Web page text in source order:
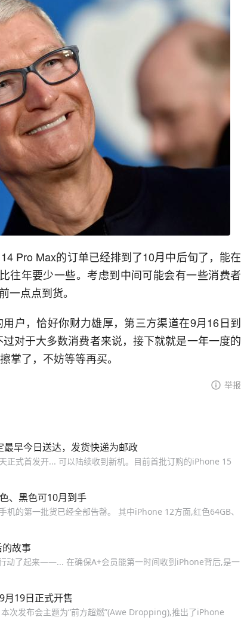
Pro Max的订单已经排到了10月中后旬了，能在
往年要少一些。考虑到中间可能会有一些消费者
一点点到货。
户，恰好你财力雄厚，第三方渠道在9月16日到
对于大多数消费者来说，接下就就是一年一度的
掌了，不妨等等再买。
举报
早今日送达，发货快递为邮政
正式首发开... 可以陆续收到新机。目前首批订购的iPhone 15
、黑色可10月到手
的第一批货已经全部告罄。 其中iPhone 12方面,红色64GB、
故事
动了起来——... 在确保A+会员能第一时间收到iPhone背后,是一
月19日正式开售
次发布会主题为“前方超燃”(Awe Dropping),推出了iPhone